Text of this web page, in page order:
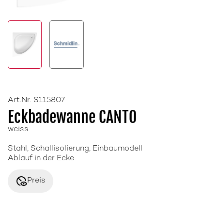
Art.Nr. S115807
Eckbadewanne CANTO
weiss
Stahl, Schallisolierung, Einbaumodell
Ablauf in der Ecke
disabled_visiblePreis